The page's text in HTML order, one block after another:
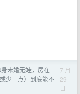
未婚无娃，房在
少一点）到底能不
7 月
29
日